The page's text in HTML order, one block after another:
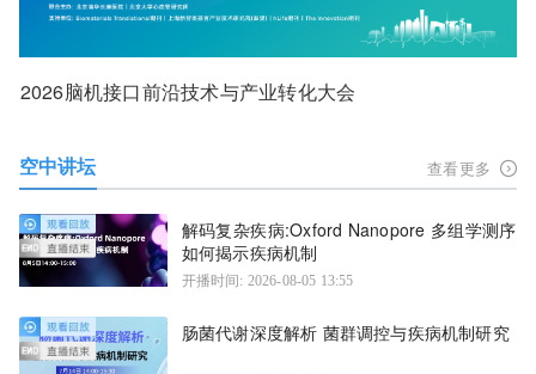
2026脑机接口前沿技术与产业转化大会
空中讲坛 查看更多
解码复杂疾病:Oxford Nanopore 多组学测序
如何揭示疾病机制
开播时间: 2026-08-05 13:55
肠菌代谢深度解析 菌群调控与疾病机制研究